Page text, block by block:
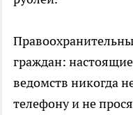
граждан:
ведомств никогда
телефону и не